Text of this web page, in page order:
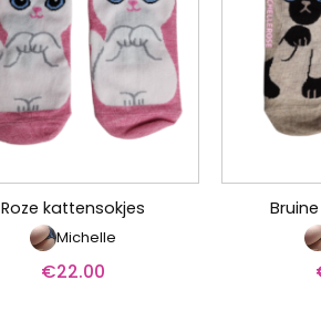
Roze kattensokjes
Michelle
€22.00